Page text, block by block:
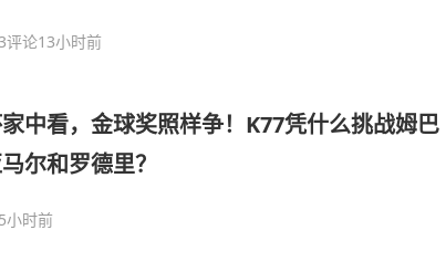
评论13小时前
中看，金球奖照样争！K77凭什么挑战姆巴
尔和罗德里？
5小时前